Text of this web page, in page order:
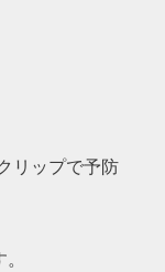
リップで予防